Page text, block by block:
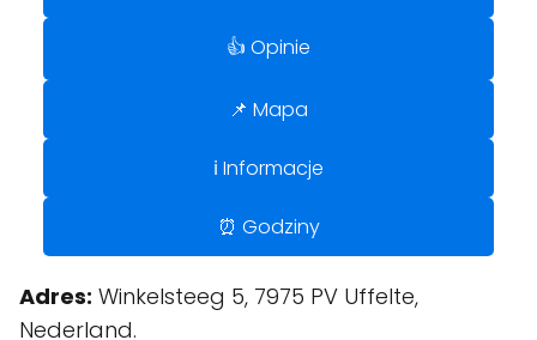
👍 Opinie
📌 Mapa
ℹ️ Informacje
⏰ Godziny
Adres: Winkelsteeg 5, 7975 PV Uffelte,
Nederland.